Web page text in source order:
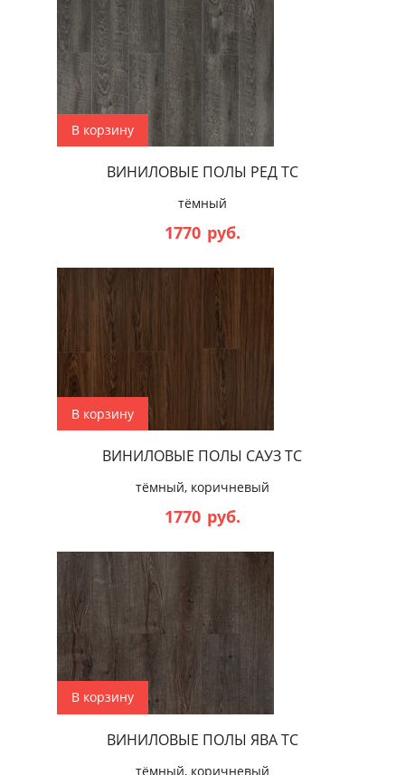
В корзину
ВИНИЛОВЫЕ ПОЛЫ РЕД ТС
тёмный
1770 руб.
В корзину
ВИНИЛОВЫЕ ПОЛЫ САУЗ ТС
тёмный, коричневый
1770 руб.
В корзину
ВИНИЛОВЫЕ ПОЛЫ ЯВА ТС
тёмный, коричневый